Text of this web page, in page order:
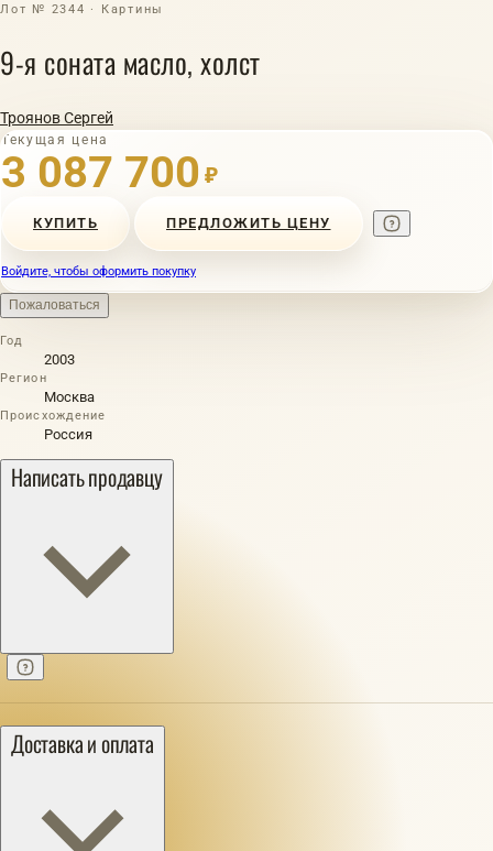
Лот № 2344 · Картины
9-я соната масло, холст
Троянов Сергей
Текущая цена
3 087 700 ₽
КУПИТЬ ПРЕДЛОЖИТЬ ЦЕНУ
Войдите, чтобы оформить покупку
Пожаловаться
Год
2003
Регион
Москва
Происхождение
Россия
Написать продавцу
Доставка и оплата